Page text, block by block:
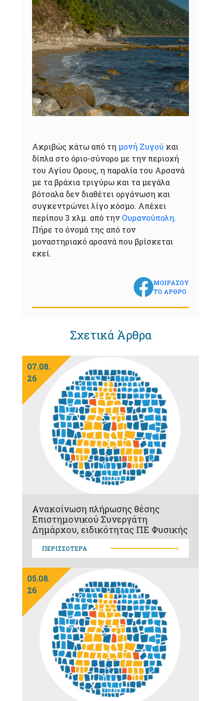
Ακριβώς κάτω από τη μονή Ζυγού και
δίπλα στο όριο-σύνορο με την περιοχή
του Αγίου Oρους, η παραλία του Αρσανά
με τα βράχια τριγύρω και τα μεγάλα
βότσαλα δεν διαθέτει οργάνωση και
συγκεντρώνει λίγο κόσμο. Απέχει
περίπου 3 χλμ. από την Ουρανούπολη.
Πήρε το όνομά της από τον
μοναστηριακό αρσανά που βρίσκεται
εκεί.
ΜΟΙΡΑΣΟΥ
ΤΟ ΑΡΘΡΟ
Σχετικά Άρθρα
07.08.
26
Ανακοίνωση πλήρωσης θέσης
Επιστημονικού Συνεργάτη
Δημάρχου, ειδικότητας ΠΕ Φυσικής
ΠΕΡΙΣΣΟΤΕΡΑ >
05.08.
26